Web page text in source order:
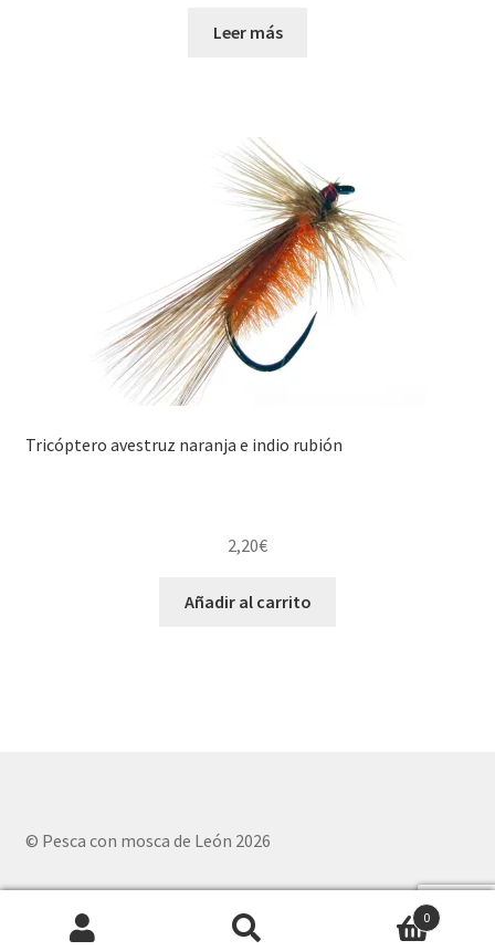
Leer más
Tricóptero avestruz naranja e indio rubión
2,20€
Añadir al carrito
© Pesca con mosca de León 2026
0